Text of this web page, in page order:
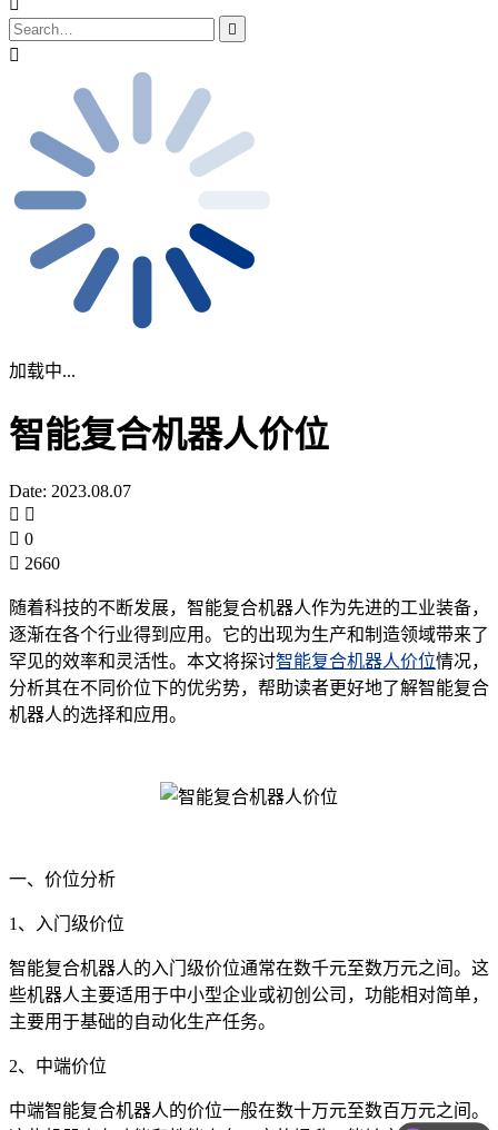
加载中...
智能复合机器人价位
Date: 2023.08.07
0
2660
随着科技的不断发展，智能复合机器人作为先进的工业装备，
逐渐在各个行业得到应用。它的出现为生产和制造领域带来了
罕见的效率和灵活性。本文将探讨智能复合机器人价位情况，
分析其在不同价位下的优劣势，帮助读者更好地了解智能复合
机器人的选择和应用。
一、价位分析
1、入门级价位
智能复合机器人的入门级价位通常在数千元至数万元之间。这
些机器人主要适用于中小型企业或初创公司，功能相对简单，
主要用于基础的自动化生产任务。
2、中端价位
中端智能复合机器人的价位一般在数十万元至数百万元之间。